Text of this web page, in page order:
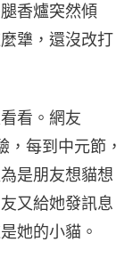
香爐突然傾
犟，還沒改打
看。網友
每到中元節，
是朋友想貓想
又給她發訊息
她的小貓。